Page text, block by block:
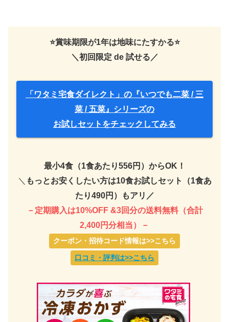
⭐️賞味期限が1年は地味にたすかる⭐️
＼初回限定 de 試せる／
「ワタミ宅食ダイレクト」の『いつでも二菜 / 三
菜 / 五菜』シリーズの
お試しセットをチェックしてみる
最小4食（1食あたり556円）からOK！
＼ もっとお安くしたい方は10食お試しセット（1食あ
たり490円）もアリ／
－定期購入は10%OFF &3回分の送料無料（合計
2,400円分相当）－
クーポン・招待コード情報は>>こちら
口コミ・評判は>>こちら